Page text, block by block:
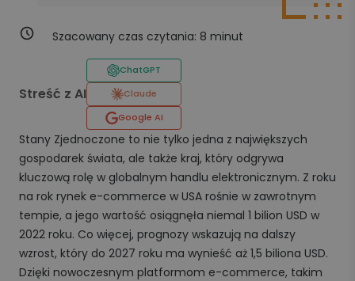
Szacowany czas czytania: 8 minut
Streść z AI
ChatGPT
Claude
Google AI
Stany Zjednoczone to nie tylko jedna z największych
gospodarek świata, ale także kraj, który odgrywa
kluczową rolę w globalnym handlu elektronicznym. Z roku
na rok rynek e-commerce w USA rośnie w zawrotnym
tempie, a jego wartość osiągnęła niemal 1 bilion USD w
2022 roku. Co więcej, prognozy wskazują na dalszy
wzrost, który do 2027 roku ma wynieść aż 1,5 biliona USD.
Dzięki nowoczesnym platformom e-commerce, takim